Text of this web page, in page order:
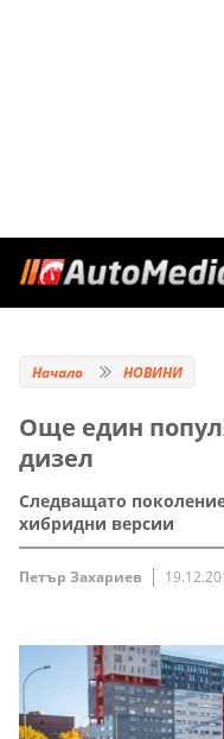
Начало НОВИНИ
Още един
дизел
Следващато
хибридни версии
Петър Захариев